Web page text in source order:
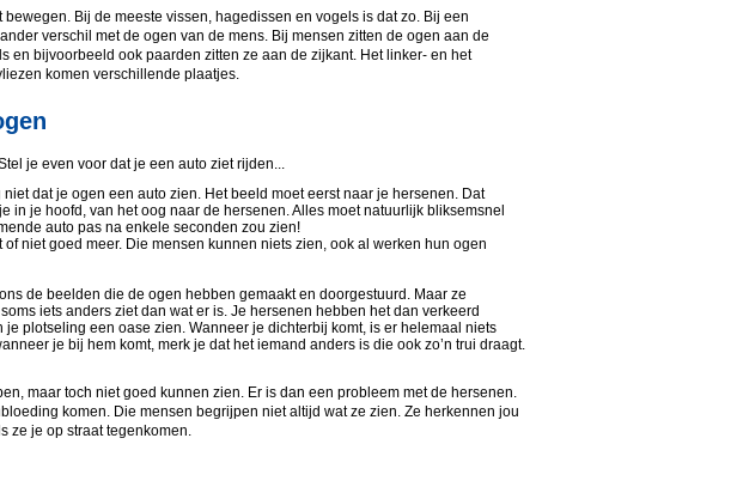
Bij de meeste vissen, hagedissen en vogels is dat zo. Bij een
verschil met de ogen van de mens. Bij mensen zitten de ogen aan de
en bijvoorbeeld ook paarden zitten ze aan de zijkant. Het linker- en het
komen verschillende plaatjes.
je even voor dat je een auto ziet rijden...
dat je ogen een auto zien. Het beeld moet eerst naar je hersenen. Dat
in je hoofd, van het oog naar de hersenen. Alles moet natuurlijk bliksemsnel
auto pas na enkele seconden zou zien!
niet goed meer. Die mensen kunnen niets zien, ook al werken hun ogen
de beelden die de ogen hebben gemaakt en doorgestuurd. Maar ze
iets anders ziet dan wat er is. Je hersenen hebben het dan verkeerd
plotseling een oase zien. Wanneer je dichterbij komt, is er helemaal niets
je bij hem komt, merk je dat het iemand anders is die ook zo’n trui draagt.
maar toch niet goed kunnen zien. Er is dan een probleem met de hersenen.
komen. Die mensen begrijpen niet altijd wat ze zien. Ze herkennen jou
ze je op straat tegenkomen.